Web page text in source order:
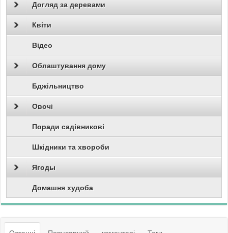
Догляд за деревами
Квіти
Відео
Облаштування дому
Бджільництво
Овочі
Поради садівникові
Шкідники та хвороби
Ягоды
Домашня худоба